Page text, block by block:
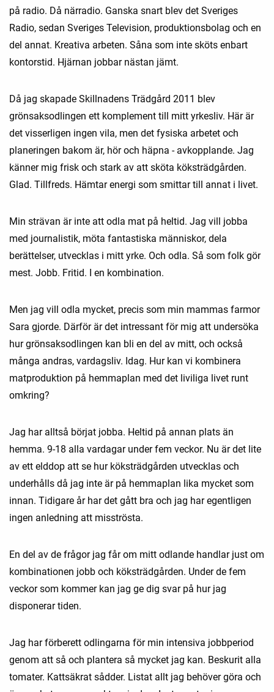
på radio. Då närradio. Ganska snart blev det Sveriges
Radio, sedan Sveriges Television, produktionsbolag och en
del annat. Kreativa arbeten. Såna som inte sköts enbart
kontorstid. Hjärnan jobbar nästan jämt.
Då jag skapade Skillnadens Trädgård 2011 blev
grönsaksodlingen ett komplement till mitt yrkesliv. Här är
det visserligen ingen vila, men det fysiska arbetet och
planeringen bakom är, hör och häpna - avkopplande. Jag
känner mig frisk och stark av att sköta köksträdgården.
Glad. Tillfreds. Hämtar energi som smittar till annat i livet.
Min strävan är inte att odla mat på heltid. Jag vill jobba
med journalistik, möta fantastiska människor, dela
berättelser, utvecklas i mitt yrke. Och odla. Så som folk gör
mest. Jobb. Fritid. I en kombination.
Men jag vill odla mycket, precis som min mammas farmor
Sara gjorde. Därför är det intressant för mig att undersöka
hur grönsaksodlingen kan bli en del av mitt, och också
många andras, vardagsliv. Idag. Hur kan vi kombinera
matproduktion på hemmaplan med det liviliga livet runt
omkring?
Jag har alltså börjat jobba. Heltid på annan plats än
hemma. 9-18 alla vardagar under fem veckor. Nu är det lite
av ett elddop att se hur köksträdgården utvecklas och
underhålls då jag inte är på hemmaplan lika mycket som
innan. Tidigare år har det gått bra och jag har egentligen
ingen anledning att misströsta.
En del av de frågor jag får om mitt odlande handlar just om
kombinationen jobb och köksträdgården. Under de fem
veckor som kommer kan jag ge dig svar på hur jag
disponerar tiden.
Jag har förberett odlingarna för min intensiva jobbperiod
genom att så och plantera så mycket jag kan. Beskurit alla
tomater. Kattsäkrat sådder. Listat allt jag behöver göra och